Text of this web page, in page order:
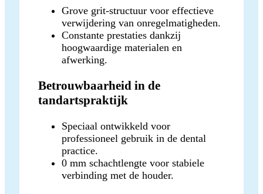
Grove grit-structuur voor effectieve
verwijdering van onregelmatigheden.
Constante prestaties dankzij
hoogwaardige materialen en
afwerking.
Betrouwbaarheid in de
tandartspraktijk
Speciaal ontwikkeld voor
professioneel gebruik in de dental
practice.
0 mm schachtlengte voor stabiele
verbinding met de houder.